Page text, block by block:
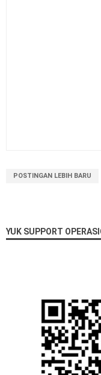
POSTINGAN LEBIH BARU
YUK SUPPORT